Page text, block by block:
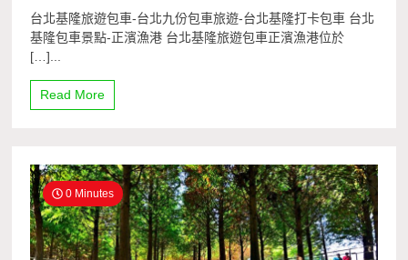
台北基隆旅遊包車-台北九份包車旅遊-台北基隆打卡包車 台北
基隆包車景點-正濱漁港 台北基隆旅遊包車正濱漁港位於
[…]...
Read More
0 Minutes